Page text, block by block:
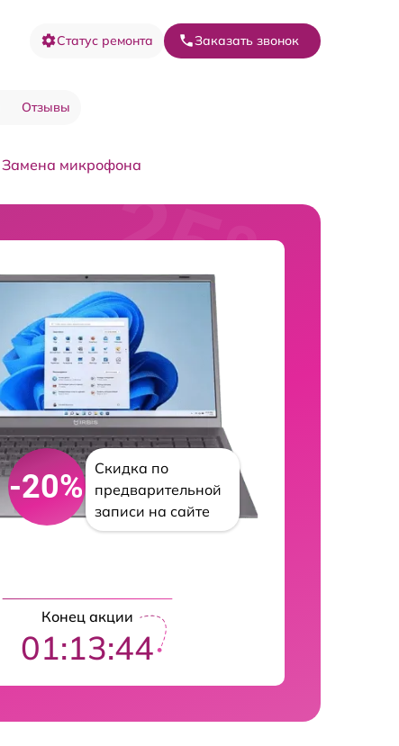
Статус ремонта Заказать звонок
Отзывы
Замена микрофона
-20%
Скидка по
предварительной
записи на сайте
Конец акции
01:13:43